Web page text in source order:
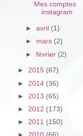
Mes comptes
instagram
►avril (1)
► mars (2)
►février (2)
► 2015 (67)
► 2014 (36)
► 2013 (65)
► 2012 (173)
► 2011 (150)